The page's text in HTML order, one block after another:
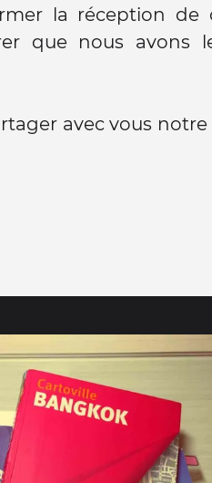
la réception de
que nous avons
avec vous